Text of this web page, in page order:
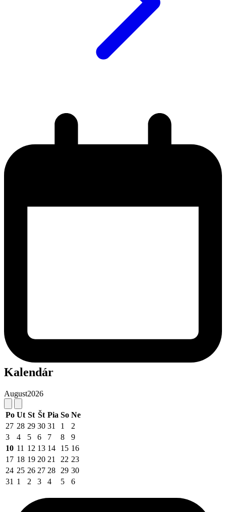
Kalendár
August2026
Po Ut St Št Pia So Ne
27 28 29 30 31 1
2
3
4 5 6 7 8
9
10 11 12 13 14 15 16
17 18 19 20 21 22 23
24 25 26 27 28 29 30
31 1 2 3 4 5 6